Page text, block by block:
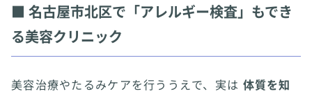
■ 名古屋市北区で「アレルギー検査」もでき
る美容クリニック
美容治療やたるみケアを行ううえで、実は 体質を知